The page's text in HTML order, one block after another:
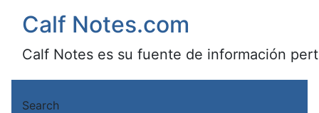
Calf Notes.com
Calf Notes es su fuente de información
Search